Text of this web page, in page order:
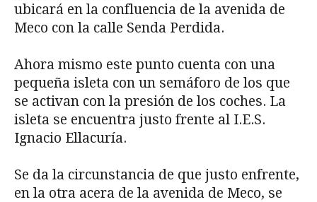
ubicará en la confluencia de la avenida de
Meco con la calle Senda Perdida.
Ahora mismo este punto cuenta con una
pequeña isleta con un semáforo de los que
se activan con la presión de los coches. La
isleta se encuentra justo frente al I.E.S.
Ignacio Ellacuría.
Se da la circunstancia de que justo enfrente,
en la otra acera de la avenida de Meco, se